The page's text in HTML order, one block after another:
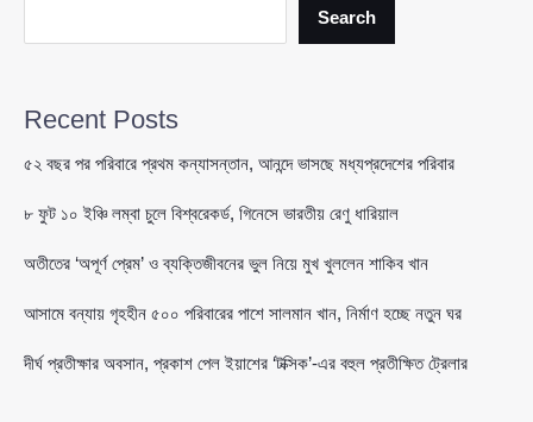
—
ধরে
ভোগান্তিতে
মানুষ
#পটুয়াখালী
#উন্নয়ন_প্রকল্প
Search
Recent Posts
৫২ বছর পর পরিবারে প্রথম কন্যাসন্তান, আনন্দে ভাসছে মধ্যপ্রদেশের পরিবার
৮ ফুট ১০ ইঞ্চি লম্বা চুলে বিশ্বরেকর্ড, গিনেসে ভারতীয় রেণু ধারিয়াল
অতীতের ‘অপূর্ণ প্রেম’ ও ব্যক্তিজীবনের ভুল নিয়ে মুখ খুললেন শাকিব খান
আসামে বন্যায় গৃহহীন ৫০০ পরিবারের পাশে সালমান খান, নির্মাণ হচ্ছে নতুন ঘর
দীর্ঘ প্রতীক্ষার অবসান, প্রকাশ পেল ইয়াশের ‘টক্সিক’-এর বহুল প্রতীক্ষিত ট্রেলার